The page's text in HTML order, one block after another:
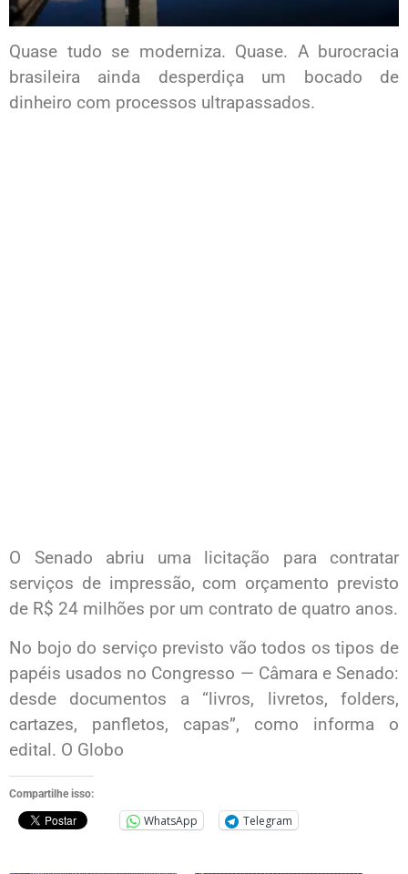
Quase tudo se moderniza. Quase. A burocracia
brasileira ainda desperdiça um bocado de
dinheiro com processos ultrapassados.
O Senado abriu uma licitação para contratar
serviços de impressão, com orçamento previsto
de R$ 24 milhões por um contrato de quatro anos.
No bojo do serviço previsto vão todos os tipos de
papéis usados no Congresso — Câmara e Senado:
desde documentos a “livros, livretos, folders,
cartazes, panfletos, capas”, como informa o
edital. O Globo
Compartilhe isso:
WhatsApp Telegram